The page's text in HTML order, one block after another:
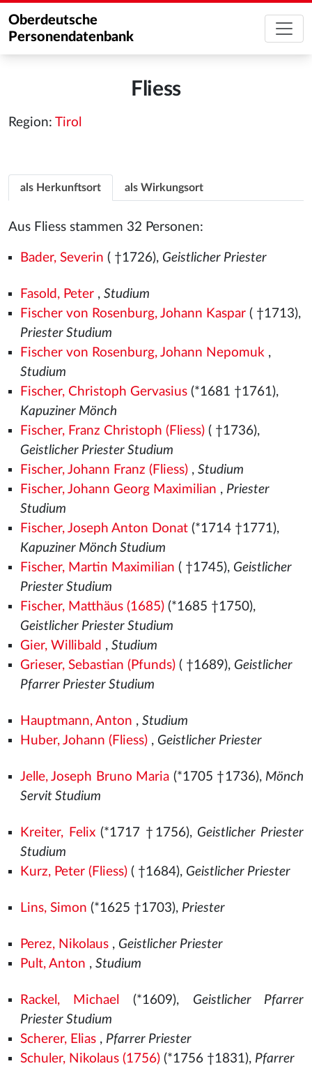
Oberdeutsche
Personendatenbank
Fliess
Region: Tirol
als Herkunftsort als Wirkungsort
Aus Fliess stammen 32 Personen:
Bader, Severin ( †1726), Geistlicher Priester
Fasold, Peter, Studium
Fischer von Rosenburg, Johann Kaspar( †1713),
Priester Studium
Fischer von Rosenburg, Johann Nepomuk,
Studium
Fischer, Christoph Gervasius(*1681 †1761),
Kapuziner Mönch
Fischer, Franz Christoph (Fliess)( †1736),
Geistlicher Priester Studium
Fischer, Johann Franz (Fliess), Studium
Fischer, Johann Georg Maximilian , Priester
Studium
Fischer, Joseph Anton Donat(*1714 †1771),
Kapuziner Mönch Studium
Fischer, Martin Maximilian ( †1745), Geistlicher
Priester Studium
Fischer, Matthäus (1685)(*1685 †1750),
Geistlicher Priester Studium
Gier, Willibald , Studium
Grieser, Sebastian (Pfunds)( †1689), Geistlicher
Pfarrer Priester Studium
Hauptmann, Anton , Studium
Huber, Johann (Fliess), Geistlicher Priester
Jelle, Joseph Bruno Maria (*1705 †1736), Mönch
Servit Studium
Kreiter, Felix(*1717 †1756), Geistlicher Priester
Studium
Kurz, Peter (Fliess)( †1684), Geistlicher Priester
Lins, Simon (*1625 †1703), Priester
Perez, Nikolaus, Geistlicher Priester
Pult, Anton , Studium
Rackel, Michael (*1609), Geistlicher Pfarrer
Priester Studium
Scherer, Elias, Pfarrer Priester
Schuler, Nikolaus (1756)(*1756 †1831), Pfarrer